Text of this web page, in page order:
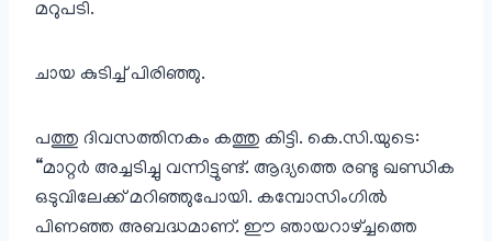
മറുപടി.
ചായ കുടിച്ച് പിരിഞ്ഞു.
പത്തു ദിവസത്തിനകം കത്തു കിട്ടി. കെ.സി.യുടെ:
“മാറ്റർ അച്ചടിച്ചു വന്നിട്ടുണ്ട്. ആദ്യത്തെ രണ്ടു ഖണ്ഡിക
ഒടുവിലേക്ക് മറിഞ്ഞുപോയി. കമ്പോസിംഗിൽ
പിണഞ്ഞ അബദ്ധമാണ്. ഈ ഞായറാഴ്ച്ചത്തെ